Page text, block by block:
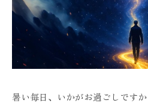
暑い毎日、いかがお過ごしですか